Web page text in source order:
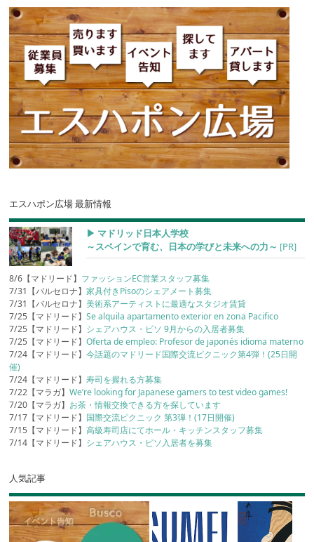
エスハポン広場 最新情報
▶︎ マドリッド日本人学校
～スペインで育む、日本の学びと未来への力～ [PR]
8/6【マドリード】 ファッションEC営業スタッフ募集
7/31【バルセロナ】家具付きPisoのシェアメート募集
7/31【バルセロナ】美術系アーティストに最適なスタジオ賃貸
7/25【マドリード】Se alquila apartamento exterior en zona Pacifico
7/25【マドリード】 シェアハウス・ピソ 9月からの入居者募集
7/25【マドリード】Oferta de empleo: Profesor de japonés idioma materno
7/24【マドリード】今話題のマドリード国際交流ピクニック第4弾！(25日開
催)
7/24【マドリード】寿司を握れる方募集
7/22【マラガ】We’re looking for Japanese gamers to test video games!
7/20【マラガ】 お茶・情報交換できる方を探しています
7/17【マドリード】 国際交流ピクニック 第3弾！(17日開催)
7/15【マドリード】高級寿司店にてホール・キッチンスタッフ募集
7/14【マドリード】 シェアハウス・ピソ入居者を募集
人気記事